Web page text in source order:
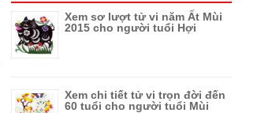
Xem sơ lượt tử vi năm Ất Mùi
2015 cho người tuổi Hợi
Xem chi tiết tử vi trọn đời đến
60 tuổi cho người tuổi Mùi